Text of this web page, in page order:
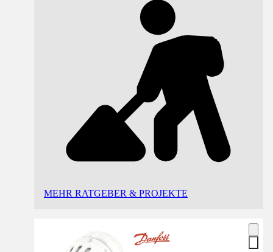
MEHR RATGEBER & PROJEKTE